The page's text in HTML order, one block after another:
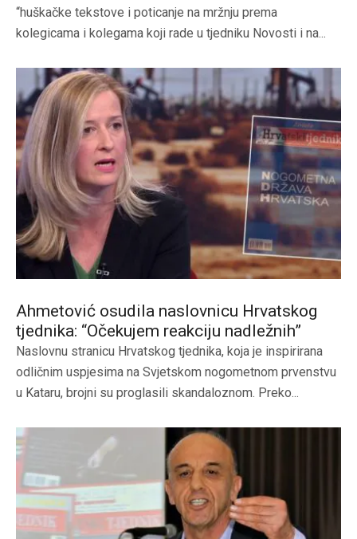
“huškačke tekstove i poticanje na mržnju prema
kolegicama i kolegama koji rade u tjedniku Novosti i na...
Ahmetović osudila naslovnicu Hrvatskog
tjednika: “Očekujem reakciju nadležnih”
Naslovnu stranicu Hrvatskog tjednika, koja je inspirirana
odličnim uspjesima na Svjetskom nogometnom prvenstvu
u Kataru, brojni su proglasili skandaloznom. Preko...